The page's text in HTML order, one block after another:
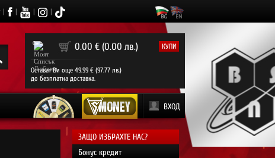
| | | |
0 0.00 € (0.00 лв.) КУПИ
Остават Ви още 49.99 € (97.77 лв.)
до безплатна доставка.
ВХОД
ЗАЩО ИЗБРАХТЕ НАС?
Бонус кредит